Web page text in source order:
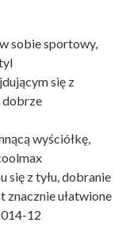
sobie sportowy,
się z
dobrze
wyściółkę,
się z tyłu, dobranie
znacznie ułatwione
12